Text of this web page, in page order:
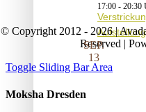
17:00 - 20:30
SEP.
13
© Copyright 2012 - 2026 |
Reserved |
Toggle Sliding Bar Area
Moksha Dresden